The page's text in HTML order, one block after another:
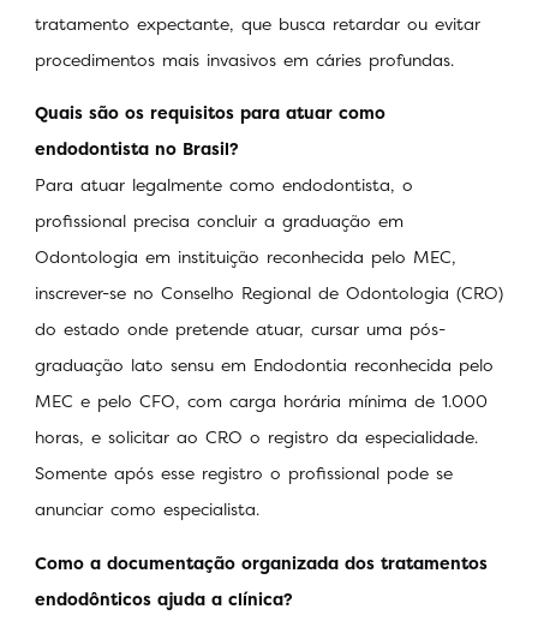
tratamento expectante, que busca retardar ou evitar
procedimentos mais invasivos em cáries profundas.
Quais são os requisitos para atuar como
endodontista no Brasil?
Para atuar legalmente como endodontista, o
profissional precisa concluir a graduação em
Odontologia em instituição reconhecida pelo MEC,
inscrever-se no Conselho Regional de Odontologia (CRO)
do estado onde pretende atuar, cursar uma pós-
graduação lato sensu em Endodontia reconhecida pelo
MEC e pelo CFO, com carga horária mínima de 1.000
horas, e solicitar ao CRO o registro da especialidade.
Somente após esse registro o profissional pode se
anunciar como especialista.
Como a documentação organizada dos tratamentos
endodônticos ajuda a clínica?